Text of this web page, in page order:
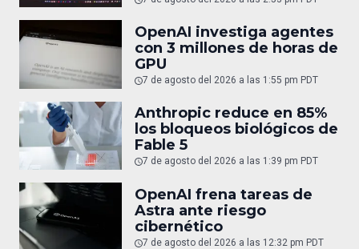
OpenAI investiga agentes
con 3 millones de horas de
GPU
7 de agosto del 2026 a las 1:55 pm PDT
Anthropic reduce en 85%
los bloqueos biológicos de
Fable 5
7 de agosto del 2026 a las 1:39 pm PDT
OpenAI frena tareas de
Astra ante riesgo
cibernético
7 de agosto del 2026 a las 12:32 pm PDT